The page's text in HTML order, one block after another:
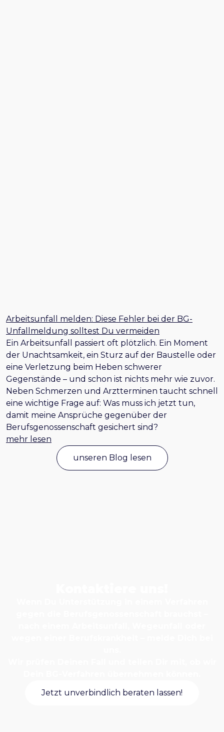
Arbeitsunfall melden: Diese Fehler bei der BG-
Unfallmeldung solltest Du vermeiden
Ein Arbeitsunfall passiert oft plötzlich. Ein Moment
der Unachtsamkeit, ein Sturz auf der Baustelle oder
eine Verletzung beim Heben schwerer
Gegenstände – und schon ist nichts mehr wie zuvor.
Neben Schmerzen und Arztterminen taucht schnell
eine wichtige Frage auf: Was muss ich jetzt tun,
damit meine Ansprüche gegenüber der
Berufsgenossenschaft gesichert sind?
mehr lesen
unseren Blog lesen
Jetzt unverbindlich beraten lassen!